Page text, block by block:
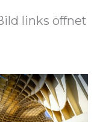
links öffnet